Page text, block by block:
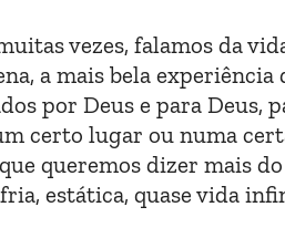
vezes, falamos da
a mais bela experiência
por Deus e para Deus,
certo lugar ou numa
queremos dizer mais
estática, quase vida